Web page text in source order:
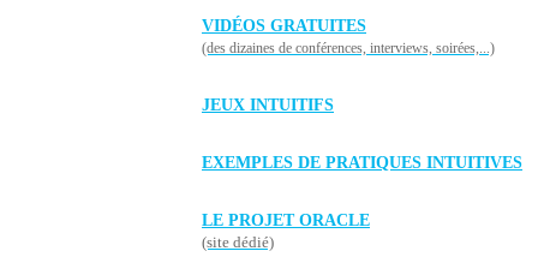
VIDÉOS GRATUITES
(des dizaines de conférences, interviews, soirées,...)
JEUX INTUITIFS
EXEMPLES DE PRATIQUES INTUITIVES
LE PROJET ORACLE
(site dédié)